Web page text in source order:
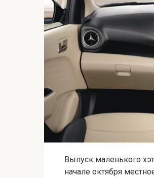
Выпуск маленького
начале октября